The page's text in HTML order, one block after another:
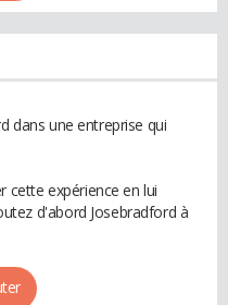
dans une entreprise qui
cette expérience en lui
d'abord Josebradford à